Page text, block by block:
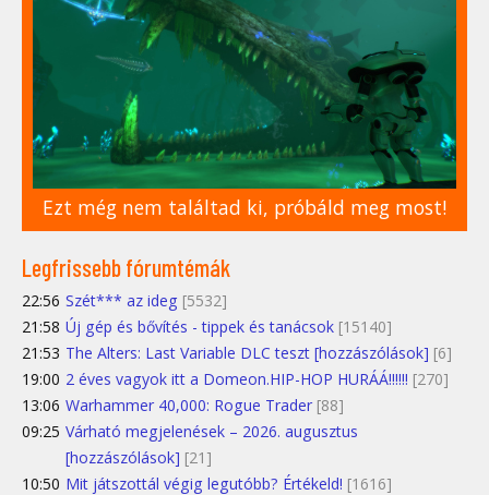
Ezt még nem találtad ki, próbáld meg most!
Legfrissebb fórumtémák
22:56 Szét*** az ideg [5532]
21:58 Új gép és bővítés - tippek és tanácsok [15140]
21:53 The Alters: Last Variable DLC teszt [hozzászólások] [6]
19:00 2 éves vagyok itt a Domeon.HIP-HOP HURÁÁ!!!!!! [270]
13:06 Warhammer 40,000: Rogue Trader [88]
09:25 Várható megjelenések – 2026. augusztus
[hozzászólások] [21]
10:50 Mit játszottál végig legutóbb? Értékeld! [1616]